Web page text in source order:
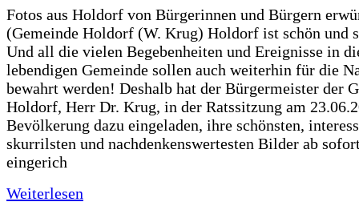
Fotos aus Holdorf von Bürgerinnen und Bürgern
(Gemeinde Holdorf (W. Krug) Holdorf ist schön und
Und all die vielen Begebenheiten und Ereignisse in
lebendigen Gemeinde sollen auch weiterhin für die
bewahrt werden! Deshalb hat der Bürgermeister der
Holdorf, Herr Dr. Krug, in der Ratssitzung am
Bevölkerung dazu eingeladen, ihre schönsten,
skurrilsten und nachdenkenswertesten Bilder ab
eingerich
Weiterlesen